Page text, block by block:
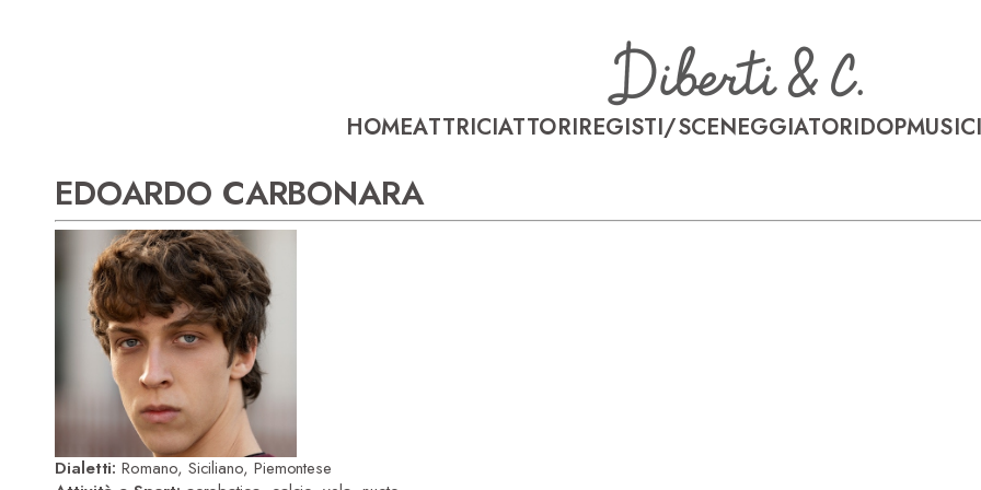
HOMEATTRICIATTORIREGISTI/SCENEGGIATORIDOP
EDOARDO CARBONARA
Dialetti: Romano, Siciliano, Piemontese